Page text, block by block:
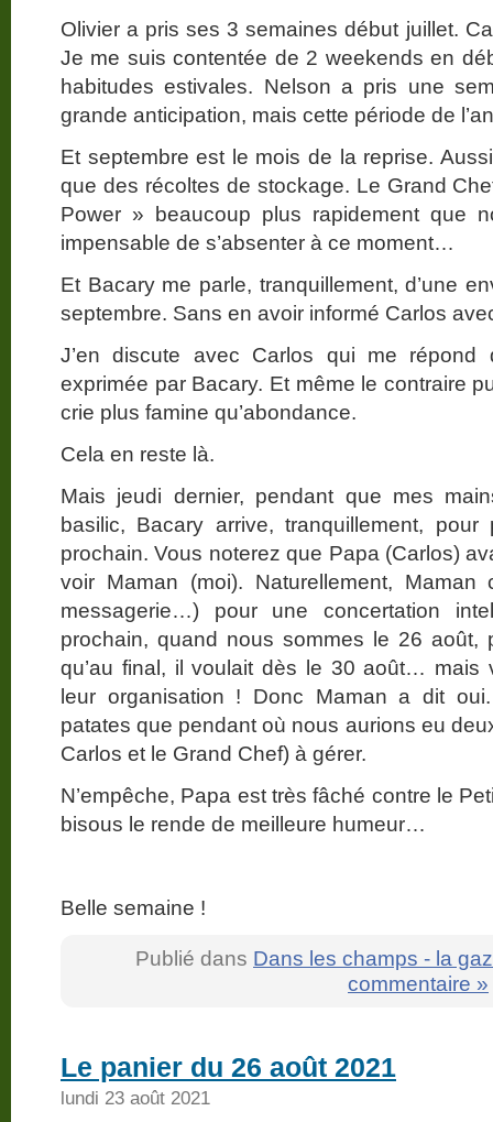
Olivier a pris ses 3 semaines début juillet.
Je me suis contentée de 2 weekends en
habitudes estivales. Nelson a pris une
grande anticipation, mais cette période de
Et septembre est le mois de la reprise.
que des récoltes de stockage. Le Grand
Power » beaucoup plus rapidement que
impensable de s’absenter à ce moment…
Et Bacary me parle, tranquillement, d’une
septembre. Sans en avoir informé Carlos
J’en discute avec Carlos qui me répond
exprimée par Bacary. Et même le contraire
crie plus famine qu’abondance.
Cela en reste là.
Mais jeudi dernier, pendant que mes
basilic, Bacary arrive, tranquillement,
prochain. Vous noterez que Papa (Carlos)
voir Maman (moi). Naturellement,
messagerie…) pour une concertation
prochain, quand nous sommes le 26 août,
qu’au final, il voulait dès le 30 août… mais
leur organisation ! Donc Maman a dit
patates que pendant où nous aurions eu
Carlos et le Grand Chef) à gérer.
N’empêche, Papa est très fâché contre le
bisous le rende de meilleure humeur…
Belle semaine !
Publié dans Dans les champs - la
commentaire »
Le panier du 26 août 2021
lundi 23 août 2021